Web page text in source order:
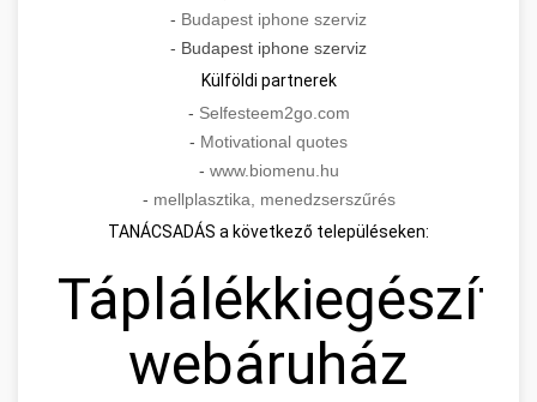
- Budapest iphone szerviz
- Budapest iphone szerviz
Külföldi partnerek
- Selfesteem2go.com
- Motivational quotes
- www.biomenu.hu
- mellplasztika, menedzserszűrés
TANÁCSADÁS a következő településeken:
Táplálékkiegészítő
webáruház